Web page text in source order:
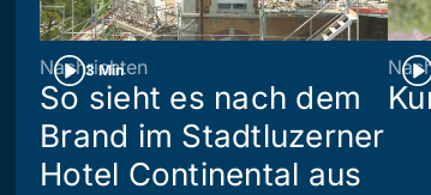
3 Min
Nachrichten
So sieht es nach dem
Brand im Stadtluzerner
Hotel Continental aus